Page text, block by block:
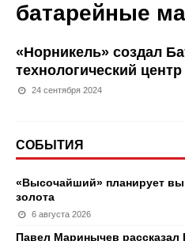
батарейные
«Норникель» создал
технологический центр
24 сентября 2024
СОБЫТИЯ
«Высочайший» планирует
золота
6 августа 2026
Павел Маринычев рассказал